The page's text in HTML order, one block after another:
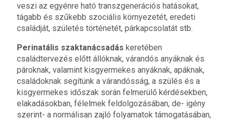
veszi az egyénre ható transzgenerációs hatásokat,
tágabb és szűkebb szociális környezetét, eredeti
családját, születés történetét, párkapcsolatát stb.
Perinatális szaktanácsadás keretében
családtervezés előtt állóknak, várandós anyáknak és
pároknak, valamint kisgyermekes anyáknak, apáknak,
családoknak segítünk a várandósság, a szülés és a
kisgyermekes időszak során felmerülő kérdésekben,
elakadásokban, félelmek feldolgozásában, de- igény
szerint- a normálisan zajló folyamatok támogatásában,